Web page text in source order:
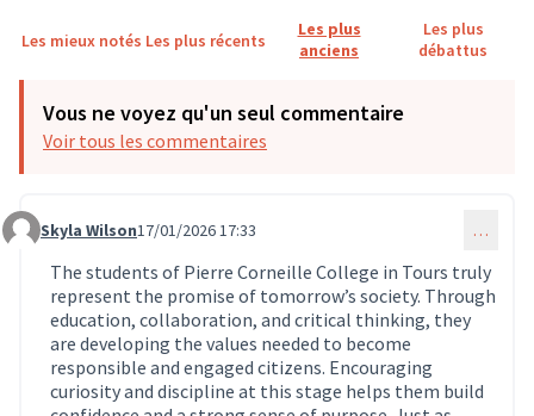
Les mieux notés Les plus récents
Les plus
anciens
Les plus
débattus
Vous ne voyez qu'un seul commentaire
Voir tous les commentaires
Commentaire 1690 (réponse au commentaire 1689)
Skyla Wilson17/01/2026 17:33 …
The students of Pierre Corneille College in Tours truly
represent the promise of tomorrow’s society. Through
education, collaboration, and critical thinking, they
are developing the values needed to become
responsible and engaged citizens. Encouraging
curiosity and discipline at this stage helps them build